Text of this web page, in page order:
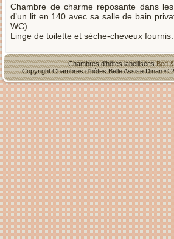
Chambre de charme reposante dans
d’un lit en 140 avec sa salle de bain
WC)
Linge de toilette et sèche-cheveux fournis.
Chambres d'hôtes labelliséesBed
Copyright Chambres d'hôtes Belle Assise Dinan ©